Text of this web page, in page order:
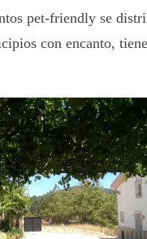
pet-friendly se
con encanto,
listado